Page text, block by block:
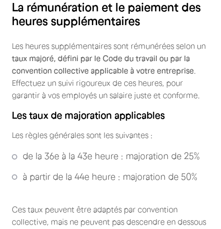
La rémunération et le paiement des
heures supplémentaires
Les heures supplémentaires sont rémunérées selon un
taux majoré, défini par le Code du travail ou par la
convention collective applicable à votre entreprise
Effectuez un suivi rigoureux de ces heures, pour
garantir à vos employés un salaire juste et conforme.
Les taux de majoration applicables
Les règles générales sont les suivantes :
de la 36e à la 43e heure : majoration de 25%
à partir de la 44e heure : majoration de 50%
Ces taux peuvent être adaptés par convention
collective, mais ne peuvent pas descendre en dessous